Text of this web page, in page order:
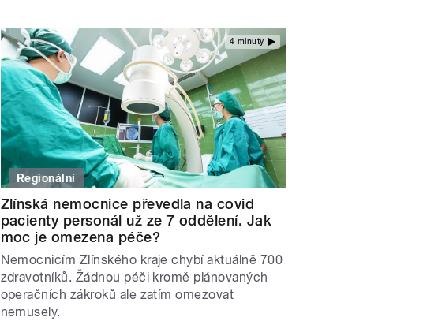
4 minuty
Regionální
Zlínská nemocnice převedla na covid
pacienty personál už ze 7 oddělení. Jak
moc je omezena péče?
Nemocnicím Zlínského kraje chybí aktuálně 700
zdravotníků. Žádnou péči kromě plánovaných
operačních zákroků ale zatím omezovat
nemusely.